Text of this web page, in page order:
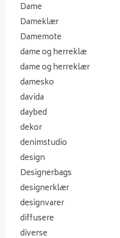
Dame
Dameklær
Damemote
dame og herreklæ
dame og herreklær
damesko
davida
daybed
dekor
denimstudio
design
Designerbags
designerklær
designvarer
diffusere
diverse